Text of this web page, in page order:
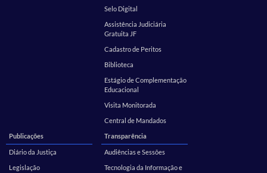
Selo Digital
Assistência Judiciária
Gratuita JF
Cadastro de Peritos
Biblioteca
Estágio de Complementação
Educacional
Visita Monitorada
Central de Mandados
Publicações
Diário da Justiça
Legislação
Transparência
Audiências e Sessões
Tecnologia da Informação e